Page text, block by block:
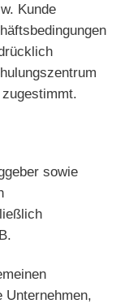
Kunde
sowie
Unternehmen,